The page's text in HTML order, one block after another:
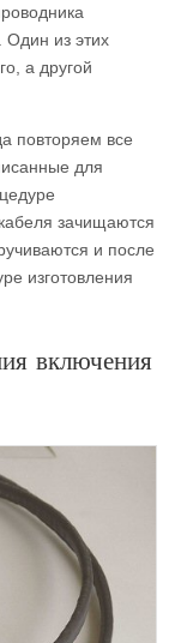
из этих
а другой
повторяем все
для
зачищаются
и после
изготовления
включения